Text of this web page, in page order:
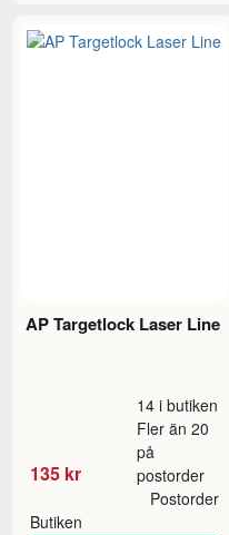
AP Targetlock Laser Line
135 kr
14 i butiken
Fler än 20
på
postorder
Butiken
Postorder